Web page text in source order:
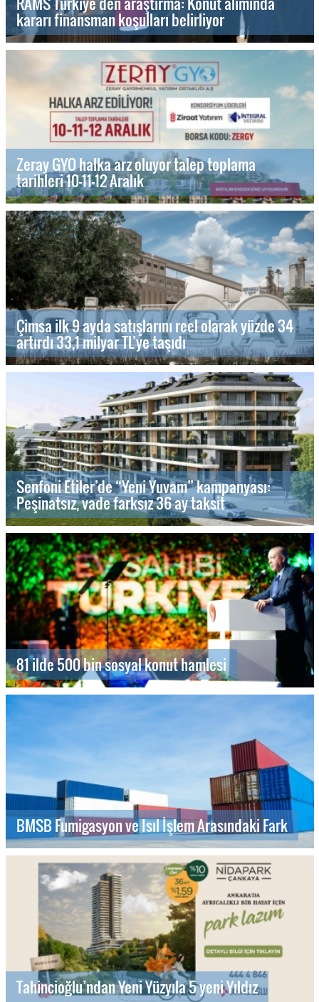
kararı finansman koşulları belirliyor
Zeray GYO halka arz oluyor talep toplama
tarihleri 10-11-12 Aralık
Çimsa ilk 9 ayda satışlarını reel olarak yüzde 34
artırdı 33,1 milyar TL’ye taşıdı
Senfoni Etiler’de “Yeni Yuvam” kampanyası:
Peşinatsız, vade farksız 36 ay taksit
81 ilde 500 bin sosyal konut hamlesi
BMSB Fumigasyon ve Isıl İşlem Arasındaki Fark
Tahincioğlu’ndan Yeni Yüzyıla 5 yeni Yıldız